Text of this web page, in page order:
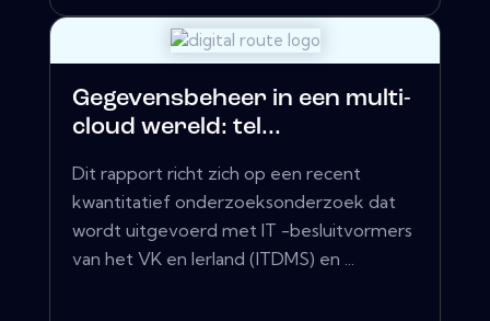
Gegevensbeheer in een multi-
cloud wereld: tel...
Dit rapport richt zich op een recent
kwantitatief onderzoeksonderzoek dat
wordt uitgevoerd met IT -besluitvormers
van het VK en Ierland (ITDMS) en ...